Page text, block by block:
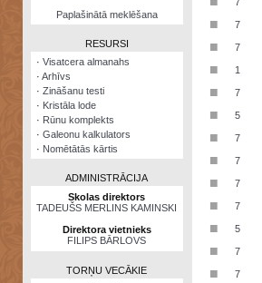
NomētātāsPaplašinātā meklēšana
RESURSI
· Visatcera almanahs
· Arhīvs
· Zināšanu testi
· Kristāla lode
· Rūnu komplekts
· Galeonu kalkulators
· Nomētātās kārtis
ADMINISTRĀCIJA
Skolas direktors
TADEUŠS MERLINS KAMINSKI
Direktora vietnieks
FILIPS BĀRLOVS
TORŅU VECĀKIE
■ 7
■ 7
■ 1
■ 7
■ 5
■ 7
■ 7
■ 7
■ 7
■ 5
■ 7
■ 7